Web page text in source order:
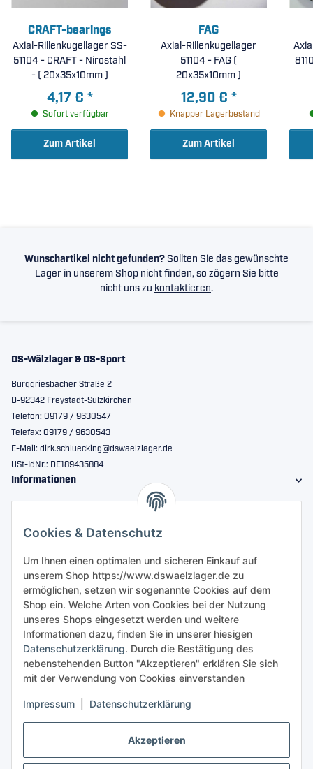
Akzeptieren
Cookies & Datenschutz
Um Ihnen einen optimalen und sicheren Einkauf auf
unserem Shop https://www.dswaelzlager.de zu
ermöglichen, setzen wir sogenannte Cookies auf dem
Shop ein. Welche Arten von Cookies bei der Nutzung
unseres Shops eingesetzt werden und weitere
Informationen dazu, finden Sie in unserer hiesigen
Datenschutzerklärung. Durch die Bestätigung des
nebenstehenden Button "Akzeptieren" erklären Sie sich
mit der Verwendung von Cookies einverstanden
Impressum Datenschutzerklärung
CRAFT-bearings
Axial-Rillenkugellager SS-
51104 - CRAFT - Nirostahl
- ( 20x35x10mm )
4,17 € *
Sofort verfügbar
Zum Artikel
FAG
Axial-Rillenkugellager
51104 - FAG (
20x35x10mm )
12,90 € *
Knapper Lagerbestand
Zum Artikel
Wunschartikel nicht gefunden? Sollten Sie das gewünschte
Lager in unserem Shop nicht finden, so zögern Sie bitte
nicht uns zu kontaktieren.
DS-Wälzlager & DS-Sport
Burggriesbacher Straße 2
D-92342 Freystadt-Sulzkirchen
Telefon: 09179 / 9630547
Telefax: 09179 / 9630543
E-Mail: dirk.schluecking@dswaelzlager.de
USt-IdNr.: DE189435884
Informationen
Sicher bestellen